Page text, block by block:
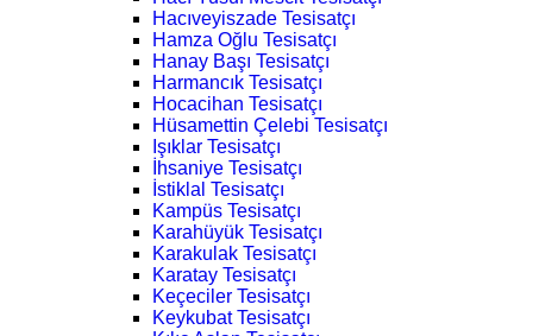
Hacıveyiszade Tesisatçı
Hamza Oğlu Tesisatçı
Hanay Başı Tesisatçı
Harmancık Tesisatçı
Hocacihan Tesisatçı
Hüsamettin Çelebi Tesisatçı
Işıklar Tesisatçı
İhsaniye Tesisatçı
İstiklal Tesisatçı
Kampüs Tesisatçı
Karahüyük Tesisatçı
Karakulak Tesisatçı
Karatay Tesisatçı
Keçeciler Tesisatçı
Keykubat Tesisatçı